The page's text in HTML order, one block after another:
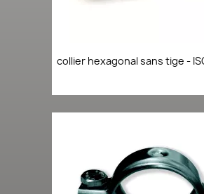
collier hexagonal sans tige -